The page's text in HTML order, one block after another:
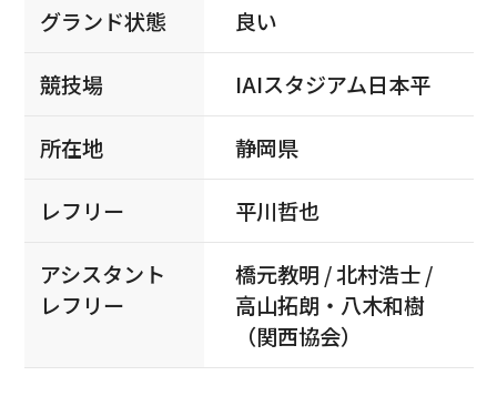
グランド状態 良い
競技場 IAIスタジアム日本平
所在地 静岡県
レフリー 平川哲也
アシスタント
レフリー
橋元教明 / 北村浩士 /
高山拓朗・八木和樹
（関西協会）